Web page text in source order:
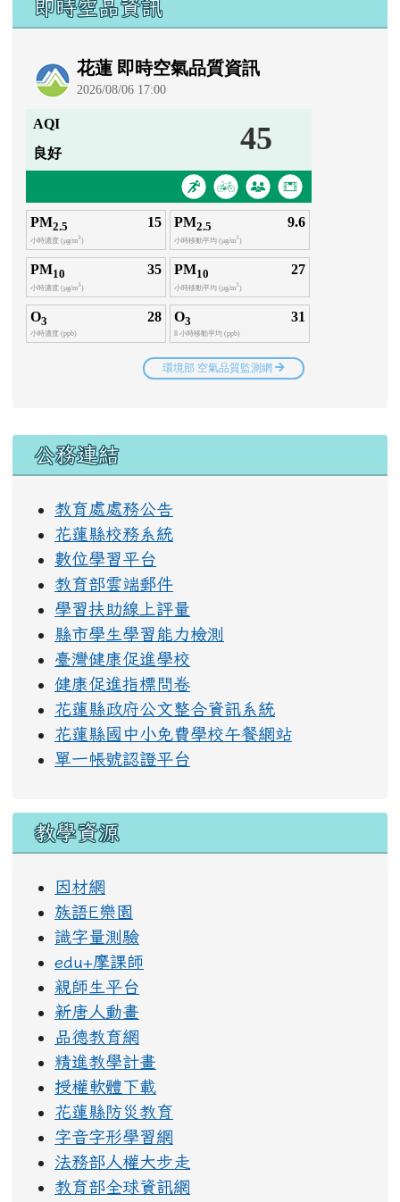
即時空品資訊
右邊區域內容
公務連結
教育處處務公告
花蓮縣校務系統
數位學習平台
教育部雲端郵件
學習扶助線上評量
縣市學生學習能力檢測
臺灣健康促進學校
健康促進指標問卷
花蓮縣政府公文整合資訊系統
花蓮縣國中小免費學校午餐網站
單一帳號認證平台
教學資源
因材網
族語E樂園
識字量測驗
edu+摩課師
親師生平台
新唐人動畫
品德教育網
精進教學計畫
授權軟體下載
花蓮縣防災教育
字音字形學習網
法務部人權大步走
教育部全球資訊網